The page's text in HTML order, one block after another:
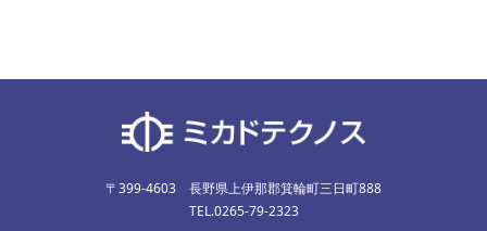
〒399-4603 長野県上伊那郡箕輪町三日町888
TEL.0265-79-2323